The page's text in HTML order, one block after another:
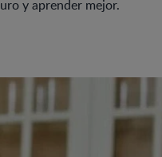
y aprender mejor.